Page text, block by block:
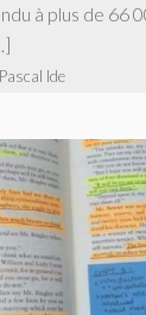
à plus de 66
Ide